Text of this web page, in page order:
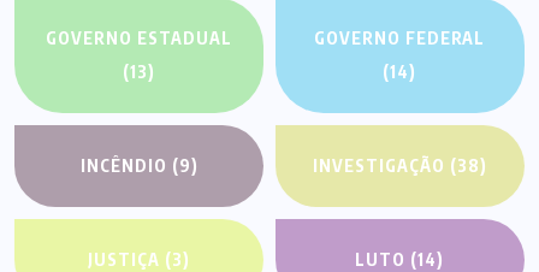
GOVERNO ESTADUAL
(13)
GOVERNO FEDERAL
(14)
INCÊNDIO (9) INVESTIGAÇÃO (38)
JUSTIÇA (3) LUTO (14)